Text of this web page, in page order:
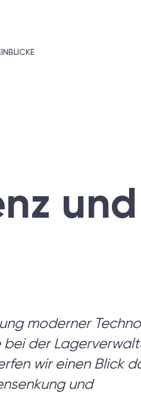
und
moderner
bei der
wir einen Blick
und